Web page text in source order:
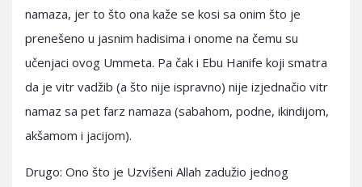
namaza, jer to što ona kaže se kosi sa onim što je
prenešeno u jasnim hadisima i onome na čemu su
učenjaci ovog Ummeta. Pa čak i Ebu Hanife koji smatra
da je vitr vadžib (a što nije ispravno) nije izjednačio vitr
namaz sa pet farz namaza (sabahom, podne, ikindijom,
akšamom i jacijom).
Drugo: Ono što je Uzvišeni Allah zadužio jednog